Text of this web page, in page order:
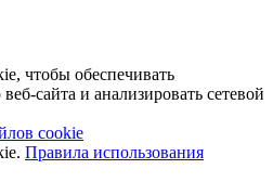
чтобы обеспечивать
сайта и анализировать сетевой
cookie
Правила использования